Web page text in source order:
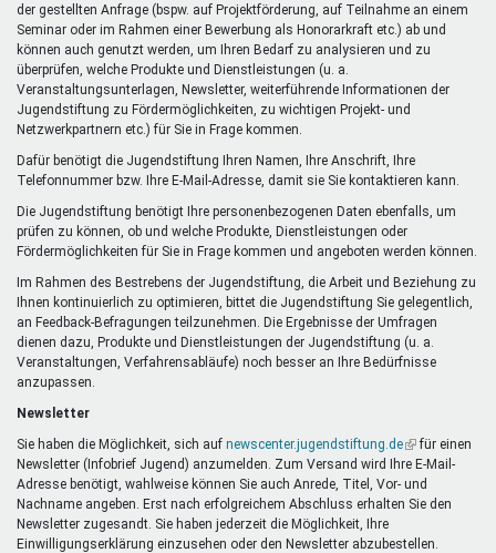
der gestellten Anfrage (bspw. auf Projektförderung, auf Teilnahme an einem
Seminar oder im Rahmen einer Bewerbung als Honorarkraft etc.) ab und
können auch genutzt werden, um Ihren Bedarf zu analysieren und zu
überprüfen, welche Produkte und Dienstleistungen (u. a.
Veranstaltungsunterlagen, Newsletter, weiterführende Informationen der
Jugendstiftung zu Fördermöglichkeiten, zu wichtigen Projekt- und
Netzwerkpartnern etc.) für Sie in Frage kommen.
Dafür benötigt die Jugendstiftung Ihren Namen, Ihre Anschrift, Ihre
Telefonnummer bzw. Ihre E-Mail-Adresse, damit sie Sie kontaktieren kann.
Die Jugendstiftung benötigt Ihre personenbezogenen Daten ebenfalls, um
prüfen zu können, ob und welche Produkte, Dienstleistungen oder
Fördermöglichkeiten für Sie in Frage kommen und angeboten werden können.
Im Rahmen des Bestrebens der Jugendstiftung, die Arbeit und Beziehung zu
Ihnen kontinuierlich zu optimieren, bittet die Jugendstiftung Sie gelegentlich,
an Feedback-Befragungen teilzunehmen. Die Ergebnisse der Umfragen
dienen dazu, Produkte und Dienstleistungen der Jugendstiftung (u. a.
Veranstaltungen, Verfahrensabläufe) noch besser an Ihre Bedürfnisse
anzupassen.
Newsletter
Sie haben die Möglichkeit, sich auf newscenter.jugendstiftung.de(Link
ist
extern)
für einen
Newsletter (Infobrief Jugend) anzumelden. Zum Versand wird Ihre E-Mail-
Adresse benötigt, wahlweise können Sie auch Anrede, Titel, Vor- und
Nachname angeben. Erst nach erfolgreichem Abschluss erhalten Sie den
Newsletter zugesandt. Sie haben jederzeit die Möglichkeit, Ihre
Einwilligungserklärung einzusehen oder den Newsletter abzubestellen.